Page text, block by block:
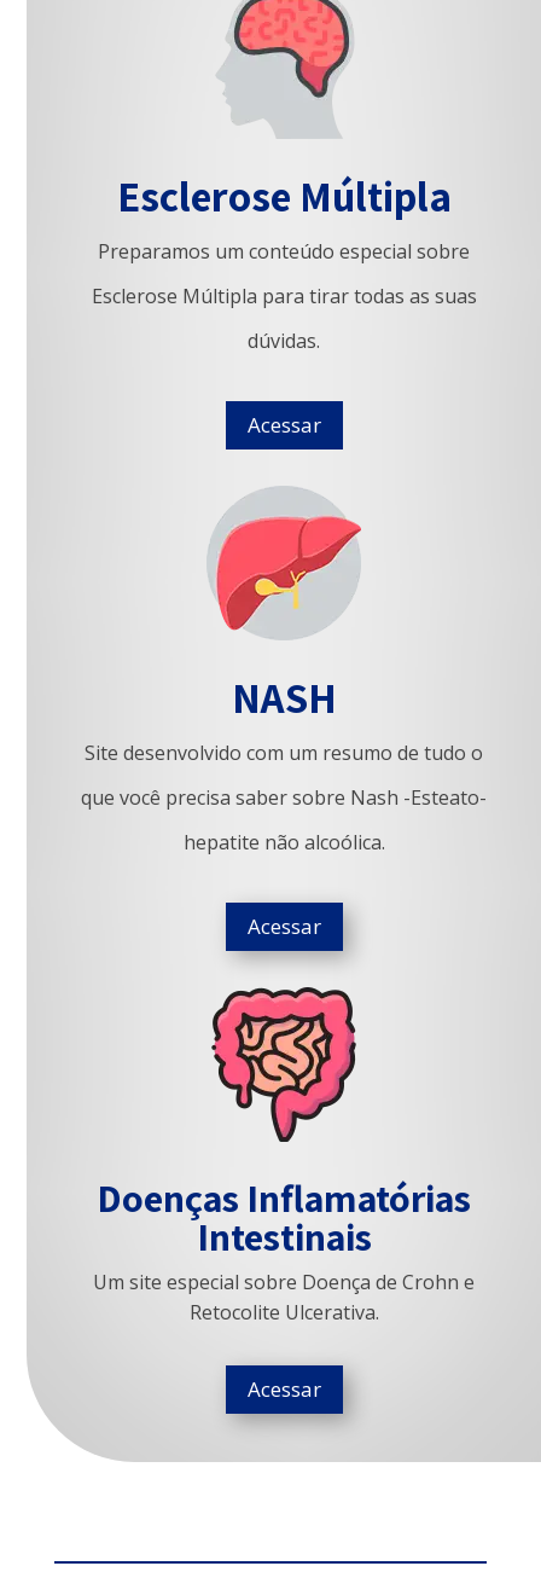
Esclerose Múltipla
Preparamos um conteúdo especial sobre
Esclerose Múltipla para tirar todas as suas
dúvidas.
Acessar
NASH
Site desenvolvido com um resumo de tudo o
que você precisa saber sobre Nash -Esteato-
hepatite não alcoólica.
Acessar
Doenças Inflamatórias
Intestinais
Um site especial sobre Doença de Crohn e
Retocolite Ulcerativa.
Acessar